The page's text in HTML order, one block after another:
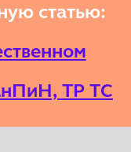
статью:
ТР ТС